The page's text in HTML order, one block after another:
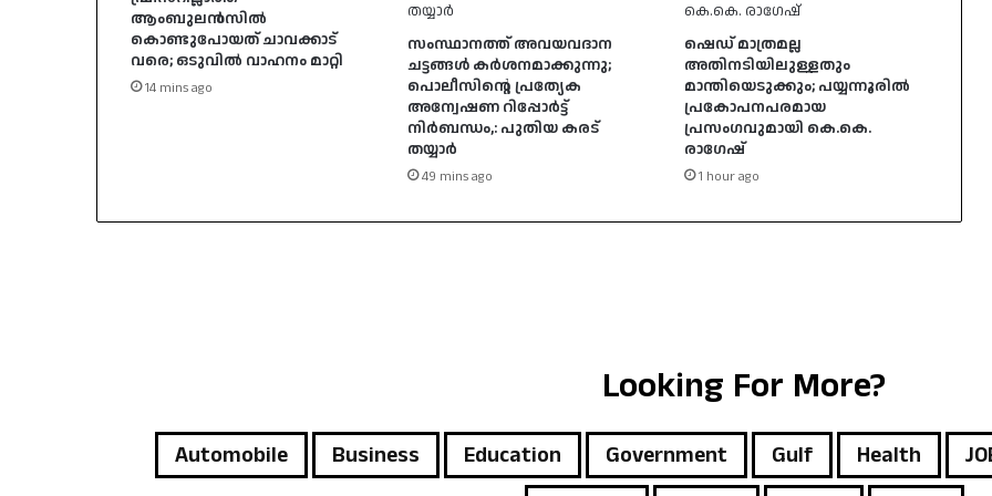
ആംബുലൻസിൽ
കൊണ്ടുപോയത് ചാവക്കാട്
വരെ; ഒടുവിൽ വാഹനം മാറ്റി
14 mins ago
സംസ്ഥാനത്ത് അവയവദാന
ചട്ടങ്ങൾ കർശനമാക്കുന്നു;
പൊലീസിന്റെ പ്രത്യേക
അന്വേഷണ റിപ്പോർട്ട്
നി‌‍ർബന്ധം,: പുതിയ കരട്
തയ്യാർ
49 mins ago
ഷെഡ് മാത്രമല്ല
അതിനടിയിലുള്ളതും
മാന്തിയെടുക്കും; പയ്യന്നൂരിൽ
പ്രകോപനപരമായ
പ്രസംഗവുമായി കെ.കെ.
രാഗേഷ്
1 hour ago
Looking For More?
Automobile Business Education Government Gulf Health